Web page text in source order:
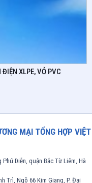
XLPE, VỎ PVC
MẠI TỔNG HỢP VIỆT
Diễn, quận Bắc Từ Liêm, Hà
Trì, Ngõ 66 Kim Giang, P. Đại